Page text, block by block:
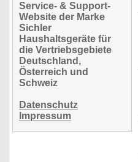
Service- & Support-
Website der Marke
Sichler
Haushaltsgeräte für
die Vertriebsgebiete
Deutschland,
Österreich und
Schweiz
Datenschutz
Impressum